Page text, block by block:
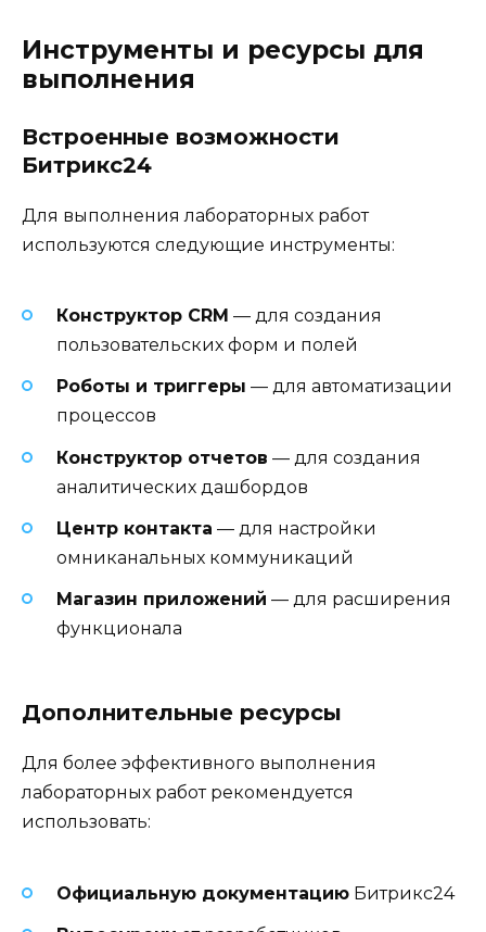
Инструменты и ресурсы для
выполнения
Встроенные возможности
Битрикс24
Для выполнения лабораторных работ
используются следующие инструменты:
Конструктор CRM — для создания
пользовательских форм и полей
Роботы и триггеры — для автоматизации
процессов
Конструктор отчетов — для создания
аналитических дашбордов
Центр контакта — для настройки
омниканальных коммуникаций
Магазин приложений — для расширения
функционала
Дополнительные ресурсы
Для более эффективного выполнения
лабораторных работ рекомендуется
использовать:
Официальную документацию Битрикс24